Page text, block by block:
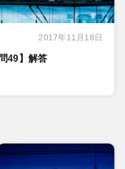
2017年11月18日
49】解答